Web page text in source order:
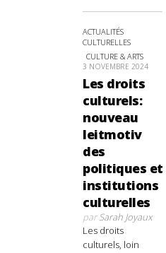
ACTUALITÉS
CULTURELLES
CULTURE & ARTS
3 NOVEMBRE 2024
Les droits
culturels:
nouveau
leitmotiv
des
politiques et
institutions
culturelles
parSarah Joyaux
Les droits
culturels, loin